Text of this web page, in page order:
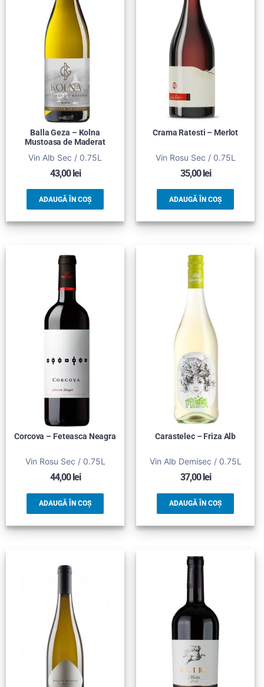
Balla Geza – Kolna
Mustoasa de Maderat
Vin Alb Sec / 0.75L
43,00lei
ADAUGĂ ÎN COȘ
Crama Ratesti – Merlot
Vin Rosu Sec / 0.75L
35,00lei
ADAUGĂ ÎN COȘ
Corcova – Feteasca Neagra
Vin Rosu Sec / 0.75L
44,00 lei
ADAUGĂ ÎN COȘ
Carastelec – Friza Alb
Vin Alb Demisec / 0.75L
37,00 lei
ADAUGĂ ÎN COȘ